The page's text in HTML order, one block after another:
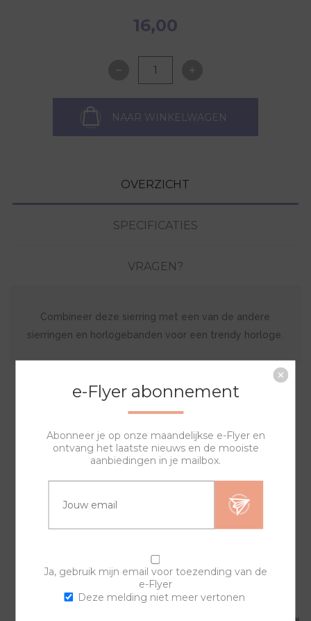
16,00
NAAR WINKELWAGEN
OVERZICHT
SPECIFICATIES
VRAGEN?
Combineer deze sierring met een van de andere
sierringen en horlogebanden voor een trendy horloge.
GERELATEERDE PRODUCTEN
e-Flyer abonnement
Abonneer je op onze maandelijkse e-Flyer en
ontvang het laatste nieuws en de mooiste
aanbiedingen in je mailbox.
Ja, gebruik mijn email voor toezending van de
e-Flyer
Deze melding niet meer vertonen